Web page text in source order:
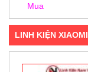
Mua
LINH KIỆN XIAOMI